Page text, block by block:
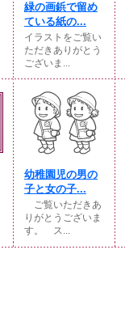
緑の画鋲で留め
ている紙の...
イラストをご覧い
ただきありがとう
ございま...
幼稚園児の男の
子と女の子...
ご覧いただきあ
りがとうございま
す。 ス...